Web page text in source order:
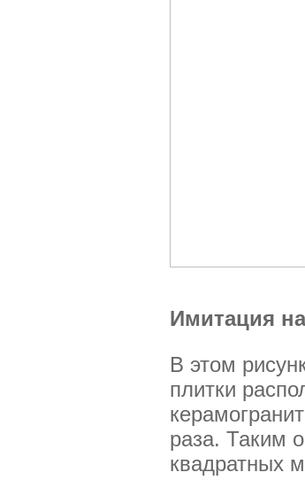
Имитация
В этом
плитки
раза. Таким
квадратных